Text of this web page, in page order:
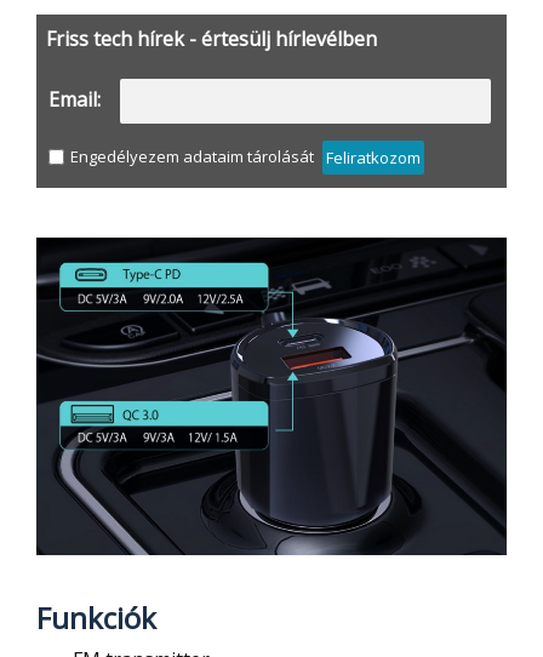
Friss tech hírek - értesülj hírlevélben
Email:
Engedélyezem adataim tárolását Feliratkozom
Funkciók